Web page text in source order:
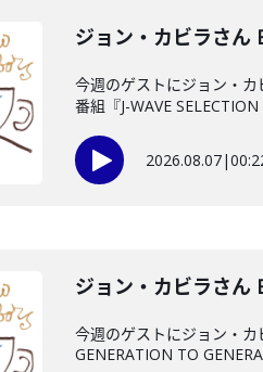
ジョン・カビラさん
今週のゲストにジョン・
番組『J-WAVE SELECTION
2026.08.07|
ジョン・カビラさん
今週のゲストにジョン・
GENERATION TO